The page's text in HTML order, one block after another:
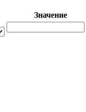
Значение